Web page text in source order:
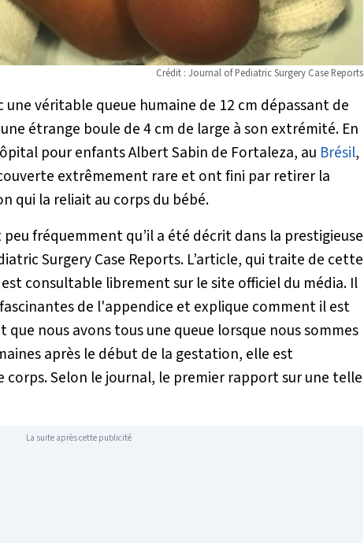
Crédit : Journal of Pediatric Surgery Case Reports
une véritable queue humaine de 12 cm dépassant de
étrange boule de 4 cm de large à son extrémité. En
pour enfants Albert Sabin de Fortaleza, au Brésil,
extrêmement rare et ont fini par retirer la
qui la reliait au corps du bébé.
fréquemment qu’il a été décrit dans la prestigieuse
Surgery Case Reports. L’article, qui traite de cette
consultable librement sur le site officiel du média. Il
de l'appendice et explique comment il est
nous avons tous une queue lorsque nous sommes
après le début de la gestation, elle est
Selon le journal, le premier rapport sur une telle
La suite après cette publicité